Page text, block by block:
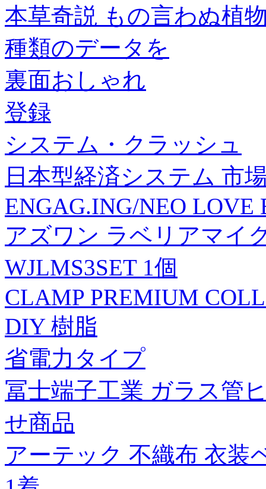
本草奇説 もの言わぬ植
種類のデータを
裏面おしゃれ
登録
システム・クラッシュ
日本型経済システム 市
ENGAG.ING/NEO LOVE
アズワン ラベリアマイ
WJLMS3SET 1個
CLAMP PREMIUM
DIY 樹脂
省電力タイプ
冨士端子工業 ガラス管
せ商品
アーテック 不織布 衣装